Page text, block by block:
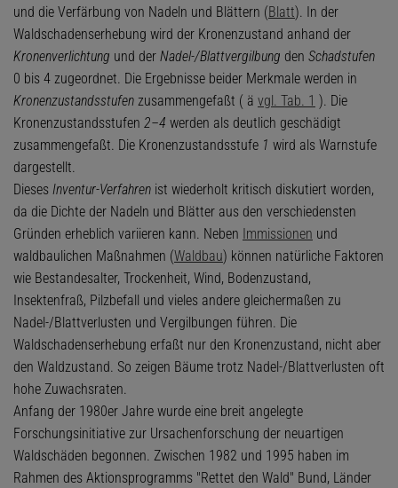
und die Verfärbung von Nadeln und Blättern (Blatt). In der
Waldschadenserhebung wird der Kronenzustand anhand der
Kronenverlichtung und der Nadel-/Blattvergilbung den Schadstufen
0 bis 4 zugeordnet. Die Ergebnisse beider Merkmale werden in
Kronenzustandsstufen zusammengefaßt ( ä vgl. Tab. 1 ). Die
Kronenzustandsstufen 2–4 werden als deutlich geschädigt
zusammengefaßt. Die Kronenzustandsstufe 1 wird als Warnstufe
dargestellt.
Dieses Inventur-Verfahren ist wiederholt kritisch diskutiert worden,
da die Dichte der Nadeln und Blätter aus den verschiedensten
Gründen erheblich variieren kann. Neben Immissionen und
waldbaulichen Maßnahmen (Waldbau) können natürliche Faktoren
wie Bestandesalter, Trockenheit, Wind, Bodenzustand,
Insektenfraß, Pilzbefall und vieles andere gleichermaßen zu
Nadel-/Blattverlusten und Vergilbungen führen. Die
Waldschadenserhebung erfaßt nur den Kronenzustand, nicht aber
den Waldzustand. So zeigen Bäume trotz Nadel-/Blattverlusten oft
hohe Zuwachsraten.
Anfang der 1980er Jahre wurde eine breit angelegte
Forschungsinitiative zur Ursachenforschung der neuartigen
Waldschäden begonnen. Zwischen 1982 und 1995 haben im
Rahmen des Aktionsprogramms "Rettet den Wald" Bund, Länder